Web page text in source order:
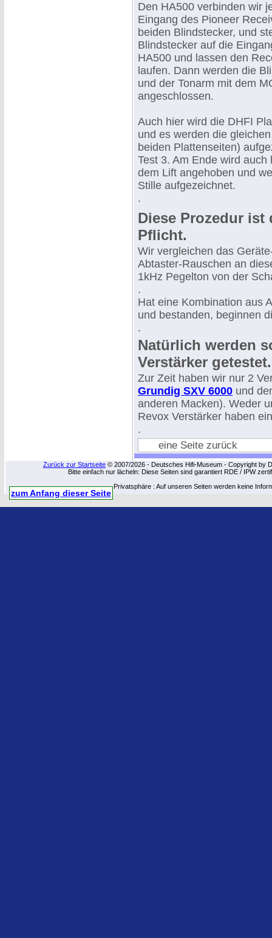
Den HA500 verbinden wir
Eingang des Pioneer
beiden Blindstecker, und
Blindstecker auf die
HA500 und lassen den
laufen. Dann werden die
und der Tonarm mit dem
angeschlossen.
Auch hier wird die DHFI
und es werden die
beiden Plattenseiten)
Test 3. Am Ende wird auch
dem Lift angehoben und
Stille aufgezeichnet.
.
Diese Prozedur
Pflicht.
Wir vergleichen das
Abtaster-Rauschen an
1kHz Pegelton von der
.
Hat eine Kombination aus
und bestanden, beginnen
.
Natürlich werden
Verstärker getestet.
Zur Zeit haben wir nur 2
Grundig SXV 6000 und
anderen Macken). Weder
Revox Verstärker haben
.
eine Seite zurück
Zurück zur Startseite © 2007/2026 - Deutsches Hifi-Museum - Copyright by
Bitte einfach nur lächeln: Diese Seiten sind garantiert RDE / IPW
Privatsphäre : Auf unseren Seiten werden keine
zum Anfang dieser Seite